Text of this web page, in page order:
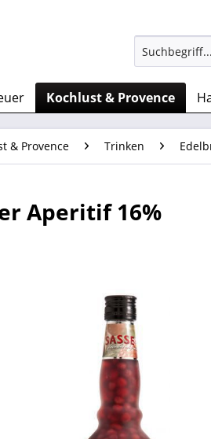
Kochlust & Provence
& Provence Trinken
Aperitif 16%